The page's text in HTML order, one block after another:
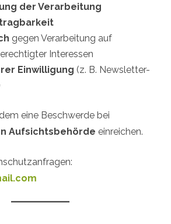
der Verarbeitung
gegen Verarbeitung auf
Interessen
Einwilligung (z. B. Newsletter-
eine Beschwerde bei
Aufsichtsbehörde einreichen.